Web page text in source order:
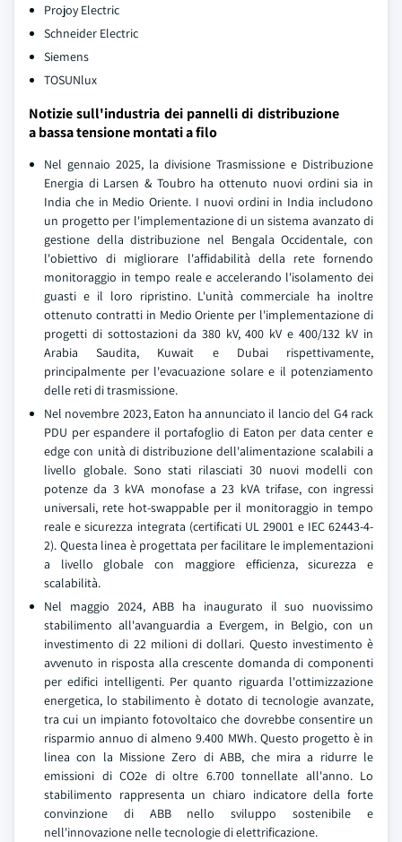
Projoy Electric
Schneider Electric
Siemens
TOSUNlux
Notizie sull'industria dei pannelli di distribuzione
a bassa tensione montati a filo
Nel gennaio 2025, la divisione Trasmissione e Distribuzione
Energia di Larsen & Toubro ha ottenuto nuovi ordini sia in
India che in Medio Oriente. I nuovi ordini in India includono
un progetto per l'implementazione di un sistema avanzato di
gestione della distribuzione nel Bengala Occidentale, con
l'obiettivo di migliorare l'affidabilità della rete fornendo
monitoraggio in tempo reale e accelerando l'isolamento dei
guasti e il loro ripristino. L'unità commerciale ha inoltre
ottenuto contratti in Medio Oriente per l'implementazione di
progetti di sottostazioni da 380 kV, 400 kV e 400/132 kV in
Arabia Saudita, Kuwait e Dubai rispettivamente,
principalmente per l'evacuazione solare e il potenziamento
delle reti di trasmissione.
Nel novembre 2023, Eaton ha annunciato il lancio del G4 rack
PDU per espandere il portafoglio di Eaton per data center e
edge con unità di distribuzione dell'alimentazione scalabili a
livello globale. Sono stati rilasciati 30 nuovi modelli con
potenze da 3 kVA monofase a 23 kVA trifase, con ingressi
universali, rete hot-swappable per il monitoraggio in tempo
reale e sicurezza integrata (certificati UL 29001 e IEC 62443-4-
2). Questa linea è progettata per facilitare le implementazioni
a livello globale con maggiore efficienza, sicurezza e
scalabilità.
Nel maggio 2024, ABB ha inaugurato il suo nuovissimo
stabilimento all'avanguardia a Evergem, in Belgio, con un
investimento di 22 milioni di dollari. Questo investimento è
avvenuto in risposta alla crescente domanda di componenti
per edifici intelligenti. Per quanto riguarda l'ottimizzazione
energetica, lo stabilimento è dotato di tecnologie avanzate,
tra cui un impianto fotovoltaico che dovrebbe consentire un
risparmio annuo di almeno 9.400 MWh. Questo progetto è in
linea con la Missione Zero di ABB, che mira a ridurre le
emissioni di CO2e di oltre 6.700 tonnellate all'anno. Lo
stabilimento rappresenta un chiaro indicatore della forte
convinzione di ABB nello sviluppo sostenibile e
nell'innovazione nelle tecnologie di elettrificazione.